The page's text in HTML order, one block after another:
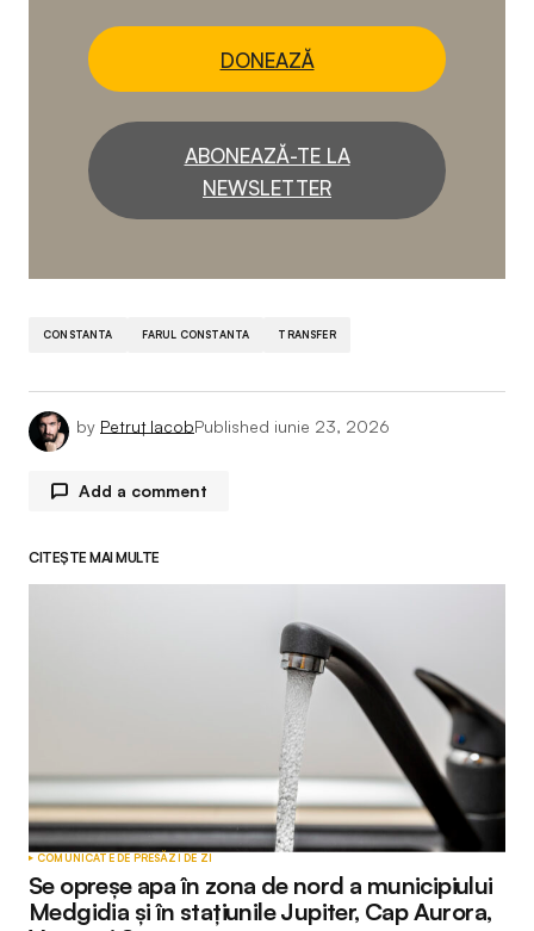
DONEAZĂ
ABONEAZĂ-TE LA
NEWSLETTER
CONSTANTA FARUL CONSTANTA TRANSFER
by Petruț IacobPublished iunie 23, 2026
Add a comment
Adresa ta de email nu va fi publicată. Câmpurile
Your Name*
Your E-mail*
CITEȘTE MAI MULTE
COMUNICATE DE PRESĂZI DE ZI
Se opreșe apa în zona de nord a municipiului
Medgidia și în stațiunile Jupiter, Cap Aurora,